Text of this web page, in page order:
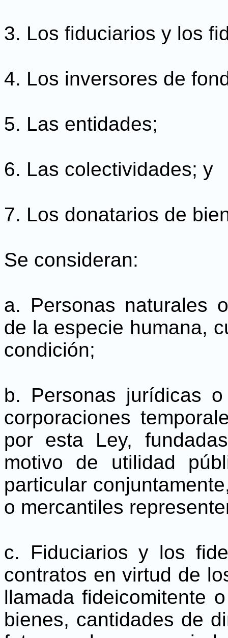
3. Los fiduciarios y los
4. Los inversores de
5. Las entidades;
6. Las colectividades; y
7. Los donatarios de
Se consideran:
a. Personas naturales
de la especie humana,
condición;
b. Personas jurídicas
corporaciones
por esta Ley,
motivo de utilidad
particular
o mercantiles
c. Fiduciarios y los
contratos en virtud de
llamada fideicomitente
bienes, cantidades de